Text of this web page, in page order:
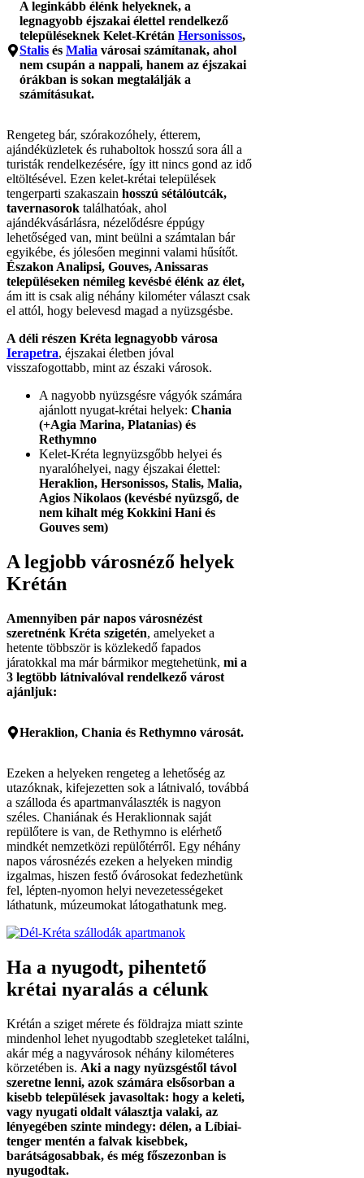
A leginkább élénk helyeknek, a
legnagyobb éjszakai élettel rendelkező
településeknek Kelet-Krétán Hersonissos,
Stalis és Malia városai számítanak, ahol
nem csupán a nappali, hanem az éjszakai
órákban is sokan megtalálják a
számításukat.
Rengeteg bár, szórakozóhely, étterem,
ajándéküzletek és ruhaboltok hosszú sora áll a
turisták rendelkezésére, így itt nincs gond az idő
eltöltésével. Ezen kelet-krétai települések
tengerparti szakaszain hosszú sétálóutcák,
tavernasorok találhatóak, ahol
ajándékvásárlásra, nézelődésre éppúgy
lehetőséged van, mint beülni a számtalan bár
egyikébe, és jólesően meginni valami hűsítőt.
Északon Analipsi, Gouves, Anissaras
településeken némileg kevésbé élénk az élet,
ám itt is csak alig néhány kilométer választ csak
el attól, hogy belevesd magad a nyüzsgésbe.
A déli részen Kréta legnagyobb városa
Ierapetra, éjszakai életben jóval
visszafogottabb, mint az északi városok.
A nagyobb nyüzsgésre vágyók számára
ajánlott nyugat-krétai helyek: Chania
(+Agia Marina, Platanias) és
Rethymno
Kelet-Kréta legnyüzsgőbb helyei és
nyaralóhelyei, nagy éjszakai élettel:
Heraklion, Hersonissos, Stalis, Malia,
Agios Nikolaos (kevésbé nyüzsgő, de
nem kihalt még Kokkini Hani és
Gouves sem)
A legjobb városnéző helyek
Krétán
Amennyiben pár napos városnézést
szeretnénk Kréta szigetén, amelyeket a
hetente többször is közlekedő fapados
járatokkal ma már bármikor megtehetünk, mi a
3 legtöbb látnivalóval rendelkező várost
ajánljuk:
Heraklion, Chania és Rethymno városát.
Ezeken a helyeken rengeteg a lehetőség az
utazóknak, kifejezetten sok a látnivaló, továbbá
a szálloda és apartmanválaszték is nagyon
széles. Chaniának és Heraklionnak saját
repülőtere is van, de Rethymno is elérhető
mindkét nemzetközi repülőtérről. Egy néhány
napos városnézés ezeken a helyeken mindig
izgalmas, hiszen festő óvárosokat fedezhetünk
fel, lépten-nyomon helyi nevezetességeket
láthatunk, múzeumokat látogathatunk meg.
Ha a nyugodt, pihentető
krétai nyaralás a célunk
Krétán a sziget mérete és földrajza miatt szinte
mindenhol lehet nyugodtabb szegleteket találni,
akár még a nagyvárosok néhány kilométeres
körzetében is. Aki a nagy nyüzsgéstől távol
szeretne lenni, azok számára elsősorban a
kisebb települések javasoltak: hogy a keleti,
vagy nyugati oldalt választja valaki, az
lényegében szinte mindegy: délen, a Líbiai-
tenger mentén a falvak kisebbek,
barátságosabbak, és még főszezonban is
nyugodtak.